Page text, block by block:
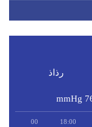
رذاذ
mmHg
18:00
19:00